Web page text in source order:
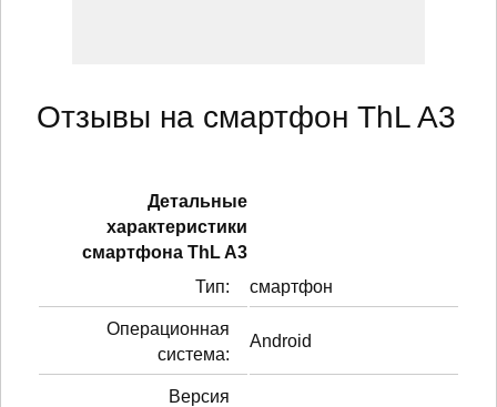
Отзывы на смартфон ThL A3
Детальные
характеристики
смартфонa ThL A3
Тип:
смартфон
Операционная
система:
Android
Версия